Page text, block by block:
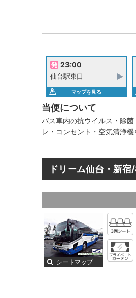
23:00
仙台駅東口
マップを見る
当便について
バス車内の抗ウイルス・除
レ・コンセント・空気清浄
ドリーム仙台・新宿
シートマップ